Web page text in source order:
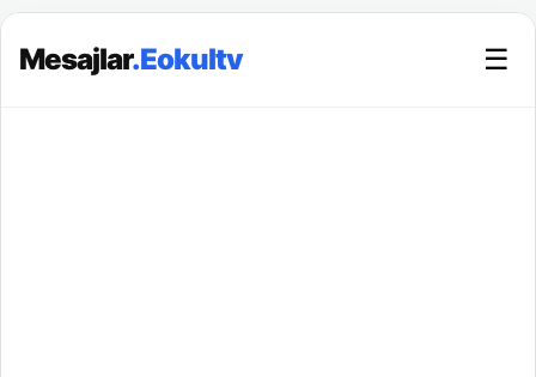
Mesajlar.Eokultv ☰